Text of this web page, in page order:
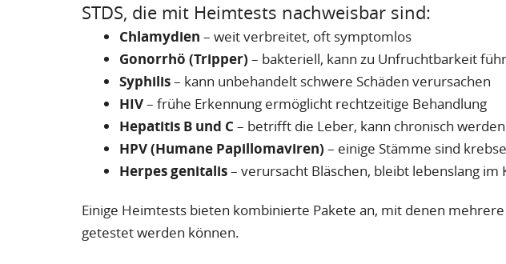
STDS, die mit Heimtests nachweisbar sind:
Chlamydien – weit verbreitet, oft symptomlos
Gonorrhö (Tripper) – bakteriell, kann zu Unfruchtbarkeit
Syphilis– kann unbehandelt schwere Schäden verursachen
HIV– frühe Erkennung ermöglicht rechtzeitige Behandlung
Hepatitis B und C – betrifft die Leber, kann chronisch werden
HPV (Humane Papillomaviren) – einige Stämme sind
Herpes genitalis– verursacht Bläschen, bleibt lebenslang im
Einige Heimtests bieten kombinierte Pakete an, mit denen
getestet werden können.